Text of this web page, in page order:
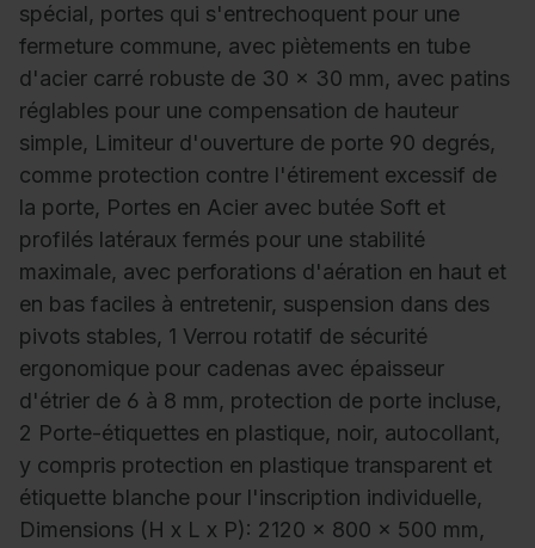
spécial, portes qui s'entrechoquent pour une
fermeture commune, avec piètements en tube
d'acier carré robuste de 30 x 30 mm, avec patins
réglables pour une compensation de hauteur
simple, Limiteur d'ouverture de porte 90 degrés,
comme protection contre l'étirement excessif de
la porte, Portes en Acier avec butée Soft et
profilés latéraux fermés pour une stabilité
maximale, avec perforations d'aération en haut et
en bas faciles à entretenir, suspension dans des
pivots stables, 1 Verrou rotatif de sécurité
ergonomique pour cadenas avec épaisseur
d'étrier de 6 à 8 mm, protection de porte incluse,
2 Porte-étiquettes en plastique, noir, autocollant,
y compris protection en plastique transparent et
étiquette blanche pour l'inscription individuelle,
Dimensions (H x L x P): 2120 x 800 x 500 mm,